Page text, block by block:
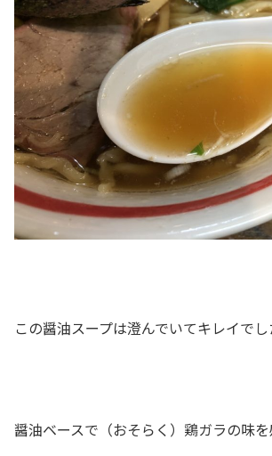
この醤油スープは澄んでいてキレイでし
醤油ベースで（おそらく）鶏ガラの味を